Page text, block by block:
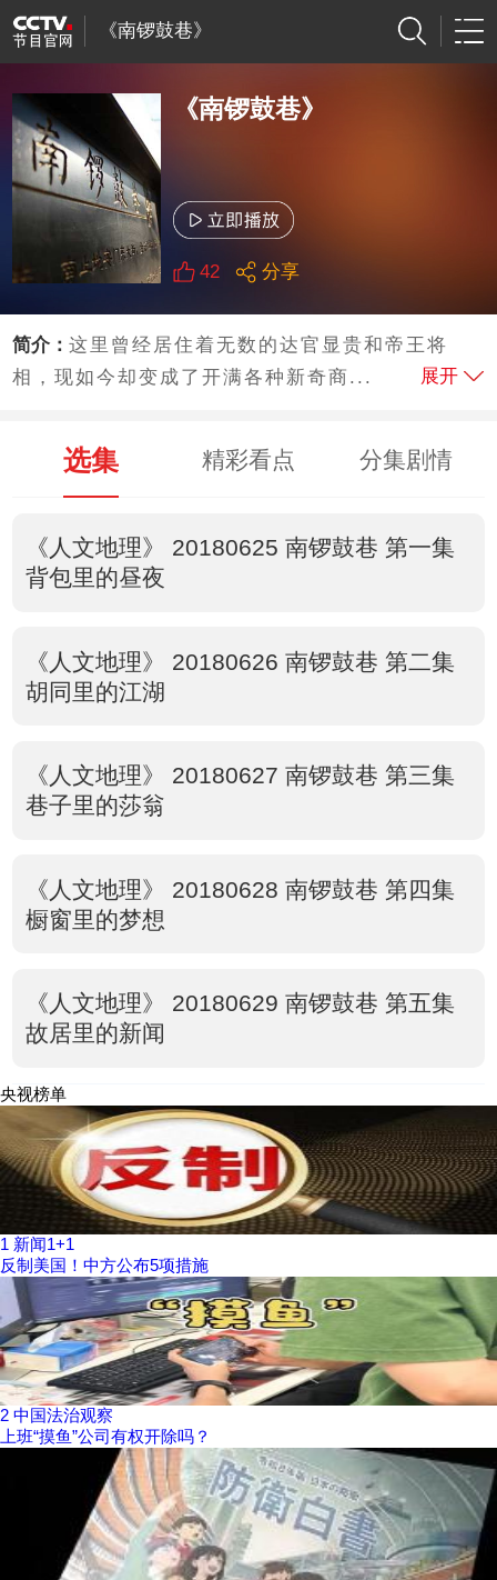
《南锣鼓巷》
《南锣鼓巷》
42 分享
简介：这里曾经居住着无数的达官显贵和帝王将
相，现如今却变成了开满各种新奇商...
展开
选集 精彩看点 分集剧情
《人文地理》 20180625 南锣鼓巷 第一集
背包里的昼夜
《人文地理》 20180626 南锣鼓巷 第二集
胡同里的江湖
《人文地理》 20180627 南锣鼓巷 第三集
巷子里的莎翁
《人文地理》 20180628 南锣鼓巷 第四集
橱窗里的梦想
《人文地理》 20180629 南锣鼓巷 第五集
故居里的新闻
央视榜单
1 新闻1+1
反制美国！中方公布5项措施
2 中国法治观察
上班“摸鱼”公司有权开除吗？